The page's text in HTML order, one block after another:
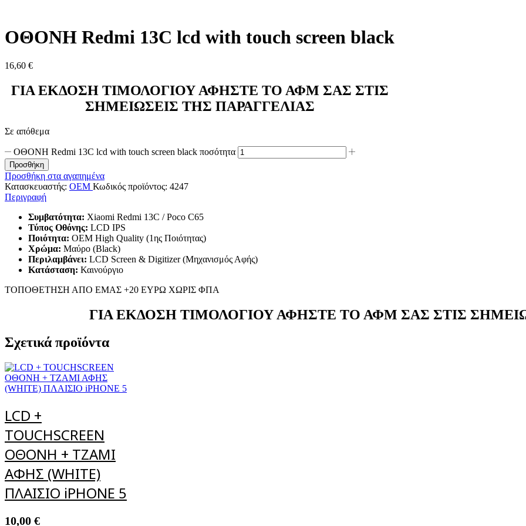
ΟΘΟΝΗ Redmi 13C lcd with touch screen black
16,60 €
ΓΙΑ ΕΚΔΟΣΗ ΤΙΜΟΛΟΓΙΟΥ ΑΦΗΣΤΕ ΤΟ ΑΦΜ ΣΑΣ ΣΤΙΣ
ΣΗΜΕΙΩΣΕΙΣ ΤΗΣ ΠΑΡΑΓΓΕΛΙΑΣ
Σε απόθεμα
ΟΘΟΝΗ Redmi 13C lcd with touch screen black ποσότητα
Προσθήκη
Προσθήκη στα αγαπημένα
Κατασκευαστής: OEM Κωδικός προϊόντος: 4247
Περιγραφή
Συμβατότητα: Xiaomi Redmi 13C / Poco C65
Τύπος Οθόνης: LCD IPS
Ποιότητα: OEM High Quality (1ης Ποιότητας)
Χρώμα: Μαύρο (Black)
Περιλαμβάνει: LCD Screen & Digitizer (Μηχανισμός Αφής)
Κατάσταση: Καινούργιο
ΤΟΠΟΘΕΤΗΣΗ ΑΠΟ ΕΜΑΣ +20 ΕΥΡΩ ΧΩΡΙΣ ΦΠΑ
ΓΙΑ ΕΚΔΟΣΗ ΤΙΜΟΛΟΓΙΟΥ ΑΦΗΣΤΕ ΤΟ ΑΦΜ ΣΑΣ ΣΤΙΣ
Σχετικά προϊόντα
LCD +
TOUCHSCREEN
ΟΘΟΝΗ + ΤΖΑΜΙ
ΑΦΗΣ (WHITE)
ΠΛΑΙΣΙΟ iPHONE 5
10,00 €